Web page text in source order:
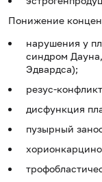
Понижение
нарушения у
синдром
Эдвардса);
резус-
дисфункция
пузырный